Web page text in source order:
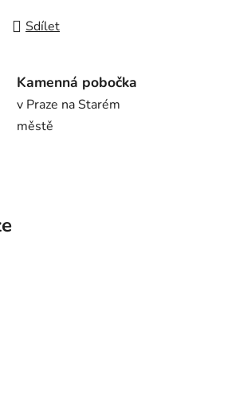
Sdílet
Kamenná pobočka
v Praze na Starém
městě